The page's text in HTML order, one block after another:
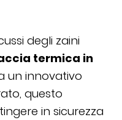
degli zaini
termica in
un innovativo
questo
in sicurezza